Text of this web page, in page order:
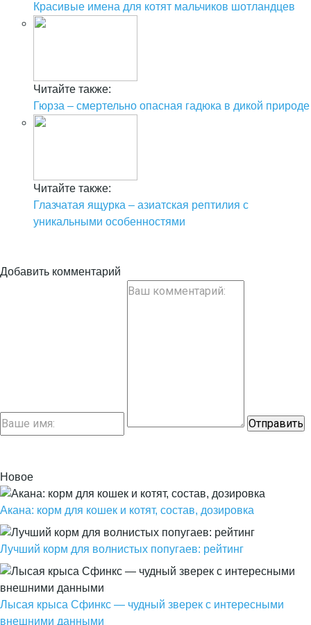
Красивые имена для котят мальчиков шотландцев
Читайте также:
Гюрза – смертельно опасная гадюка в дикой природе
Читайте также:
Глазчатая ящурка – азиатская рептилия с
уникальными особенностями
Добавить комментарий
Новое
Акана: корм для кошек и котят, состав, дозировка
Лучший корм для волнистых попугаев: рейтинг
Лысая крыса Сфинкс — чудный зверек с интересными
внешними данными